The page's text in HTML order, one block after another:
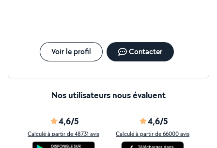
Voir le profil Contacter
Nos utilisateurs nous évaluent
4,6/5
Calculé à partir de 48731 avis
4,6/5
Calculé à partir de 66000 avis